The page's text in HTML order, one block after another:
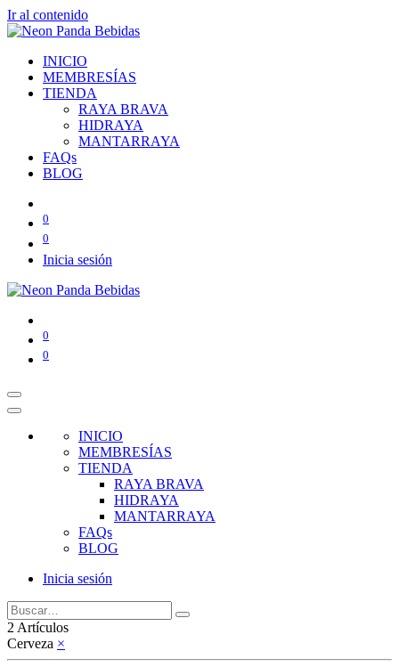
Ir al contenido
INICIO
MEMBRESÍAS
TIENDA
RAYA BRAVA
HIDRAYA
MANTARRAYA
FAQs
BLOG
0
0
Inicia sesión
0
0
INICIO
MEMBRESÍAS
TIENDA
RAYA BRAVA
HIDRAYA
MANTARRAYA
FAQs
BLOG
Inicia sesión
2 Artículos
Cerveza ×